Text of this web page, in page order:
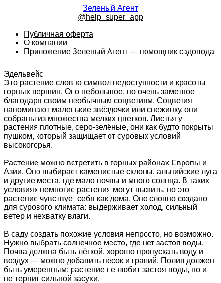
Зеленый Агент
@help_super_app
Публичная оферта
О компании
Приложение Зеленый Агент — помощник садовода
Эдельвейс
Это растение словно символ недоступности и красоты
горных вершин. Оно небольшое, но очень заметное
благодаря своим необычным соцветиям. Соцветия
напоминают маленькие звёздочки или снежинку, они
собраны из множества мелких цветков. Листья у
растения плотные, серо-зелёные, они как будто покрыты
пушком, который защищает от суровых условий
высокогорья.
Растение можно встретить в горных районах Европы и
Азии. Оно выбирает каменистые склоны, альпийские луга
и другие места, где мало почвы и много солнца. В таких
условиях немногие растения могут выжить, но это
растение чувствует себя как дома. Оно словно создано
для сурового климата: выдерживает холод, сильный
ветер и нехватку влаги.
В саду создать похожие условия непросто, но возможно.
Нужно выбрать солнечное место, где нет застоя воды.
Почва должна быть лёгкой, хорошо пропускать воду и
воздух — можно добавить песок и гравий. Полив должен
быть умеренным: растение не любит застоя воды, но и
не терпит сильной засухи.